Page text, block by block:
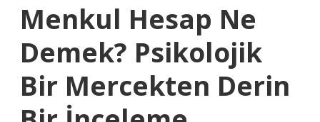
Menkul Hesap Ne
Demek? Psikolojik
Bir Mercekten Derin